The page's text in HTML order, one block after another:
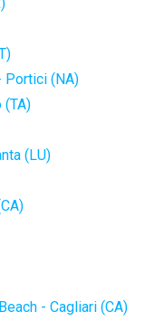
Portici (NA)
(TA)
(LU)
- Cagliari (CA)